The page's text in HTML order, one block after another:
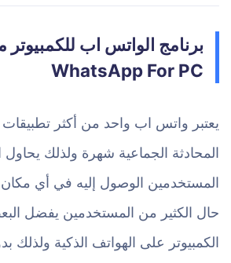
برنامج الواتس اب للكمبيوتر
WhatsApp For PC
يعتبر واتس اب واحد من أكثر تطبيقات
المحادثة الجماعية شهرة ولذلك يحاول
المستخدمين الوصول إليه في أي
حال الكثير من المستخدمين يفضل
الكمبيوتر على الهواتف الذكية ولذلك